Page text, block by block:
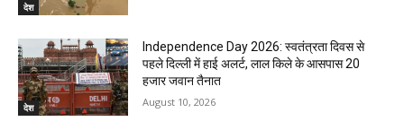
देश
देश
Independence Day 2026: स्वतंत्रता दिवस से
पहले दिल्ली में हाई अलर्ट, लाल किले के आसपास 20
हजार जवान तैनात
August 10, 2026